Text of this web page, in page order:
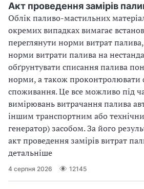
Акт проведення замірів
Облік паливо-мастильних
окремих випадках вимагає
переглянути норми витрат палива,
норми витрати палива на
обґрунтувати списання палива
норми, а також проконтролювати
споживання. Це все можливо під
вимірювань витрачання палива
іншим транспортним або
генератор) засобом. За його
акт проведення замірів витрат
детальніше
4 серпня 2026 12145